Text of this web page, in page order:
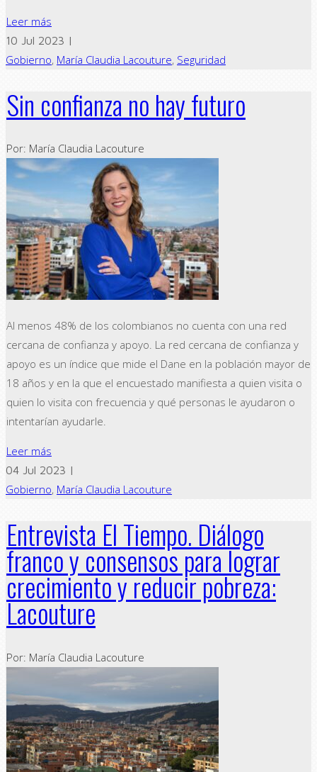
Leer más
10 Jul 2023 |
Gobierno, María Claudia Lacouture, Seguridad
Sin confianza no hay futuro
Por: María Claudia Lacouture
Al menos 48% de los colombianos no cuenta con una red
cercana de confianza y apoyo. La red cercana de confianza y
apoyo es un índice que mide el Dane en la población mayor de
18 años y en la que el encuestado manifiesta a quien visita o
quien lo visita con frecuencia y qué personas le ayudaron o
intentarían ayudarle.
Leer más
04 Jul 2023 |
Gobierno, María Claudia Lacouture
Entrevista El Tiempo. Diálogo
franco y consensos para lograr
crecimiento y reducir pobreza:
Lacouture
Por: María Claudia Lacouture